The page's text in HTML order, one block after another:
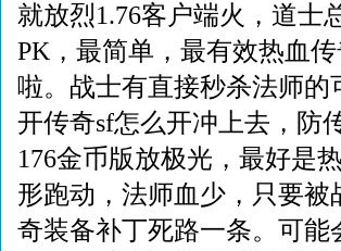
就放烈1.76客户端火，道士
PK，最简单，最有效热血
啦。战士有直接秒杀法师
开传奇sf怎么开冲上去，防
176金币版放极光，最好是
形跑动，法师血少，只要
奇装备补丁死路一条。可